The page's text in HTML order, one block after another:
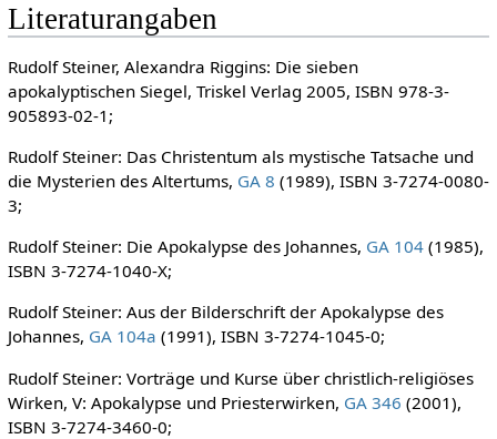
Literaturangaben
Rudolf Steiner, Alexandra Riggins: Die sieben
apokalyptischen Siegel, Triskel Verlag 2005, ISBN 978-3-
905893-02-1;
Rudolf Steiner: Das Christentum als mystische Tatsache und
die Mysterien des Altertums, GA 8 (1989), ISBN 3-7274-0080-
3;
Rudolf Steiner: Die Apokalypse des Johannes, GA 104(1985),
ISBN 3-7274-1040-X;
Rudolf Steiner: Aus der Bilderschrift der Apokalypse des
Johannes, GA 104a (1991), ISBN 3-7274-1045-0;
Rudolf Steiner: Vorträge und Kurse über christlich-religiöses
Wirken, V: Apokalypse und Priesterwirken, GA 346 (2001),
ISBN 3-7274-3460-0;